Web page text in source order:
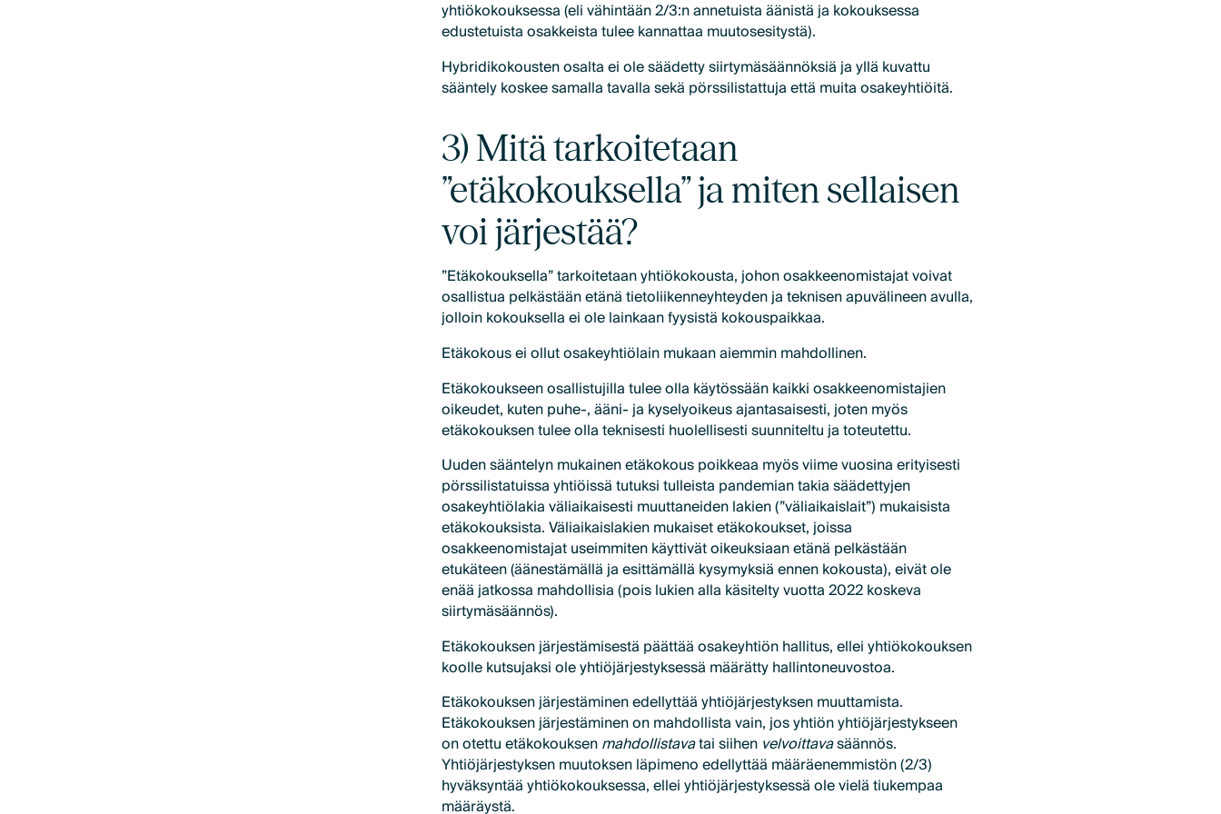
yhtiökokouksessa (eli vähintään 2/3:n annetuista äänistä ja kokouksessa
edustetuista osakkeista tulee kannattaa muutosesitystä).
Hybridikokousten osalta ei ole säädetty siirtymäsäännöksiä ja yllä kuvattu
sääntely koskee samalla tavalla sekä pörssilistattuja että muita osakeyhtiöitä.
3) Mitä tarkoitetaan
”etäkokouksella” ja miten sellaisen
voi järjestää?
”Etäkokouksella” tarkoitetaan yhtiökokousta, johon osakkeenomistajat voivat
osallistua pelkästään etänä tietoliikenneyhteyden ja teknisen apuvälineen avulla,
jolloin kokouksella ei ole lainkaan fyysistä kokouspaikkaa.
Etäkokous ei ollut osakeyhtiölain mukaan aiemmin mahdollinen.
Etäkokoukseen osallistujilla tulee olla käytössään kaikki osakkeenomistajien
oikeudet, kuten puhe-, ääni- ja kyselyoikeus ajantasaisesti, joten myös
etäkokouksen tulee olla teknisesti huolellisesti suunniteltu ja toteutettu.
Uuden sääntelyn mukainen etäkokous poikkeaa myös viime vuosina erityisesti
pörssilistatuissa yhtiöissä tutuksi tulleista pandemian takia säädettyjen
osakeyhtiölakia väliaikaisesti muuttaneiden lakien (”väliaikaislait”) mukaisista
etäkokouksista. Väliaikaislakien mukaiset etäkokoukset, joissa
osakkeenomistajat useimmiten käyttivät oikeuksiaan etänä pelkästään
etukäteen (äänestämällä ja esittämällä kysymyksiä ennen kokousta), eivät ole
enää jatkossa mahdollisia (pois lukien alla käsitelty vuotta 2022 koskeva
siirtymäsäännös).
Etäkokouksen järjestämisestä päättää osakeyhtiön hallitus, ellei yhtiökokouksen
koolle kutsujaksi ole yhtiöjärjestyksessä määrätty hallintoneuvostoa.
Etäkokouksen järjestäminen edellyttää yhtiöjärjestyksen muuttamista.
Etäkokouksen järjestäminen on mahdollista vain, jos yhtiön yhtiöjärjestykseen
on otettu etäkokouksenmahdollistavatai siihen velvoittavasäännös.
Yhtiöjärjestyksen muutoksen läpimeno edellyttää määräenemmistön (2/3)
hyväksyntää yhtiökokouksessa, ellei yhtiöjärjestyksessä ole vielä tiukempaa
määräystä.